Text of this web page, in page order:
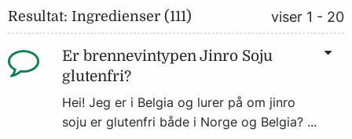
Resultat: Ingredienser (111) viser 1 - 20
Er brennevintypen Jinro Soju
glutenfri?
Hei! Jeg er i Belgia og lurer på om jinro
soju er glutenfri både i Norge og Belgia? ...